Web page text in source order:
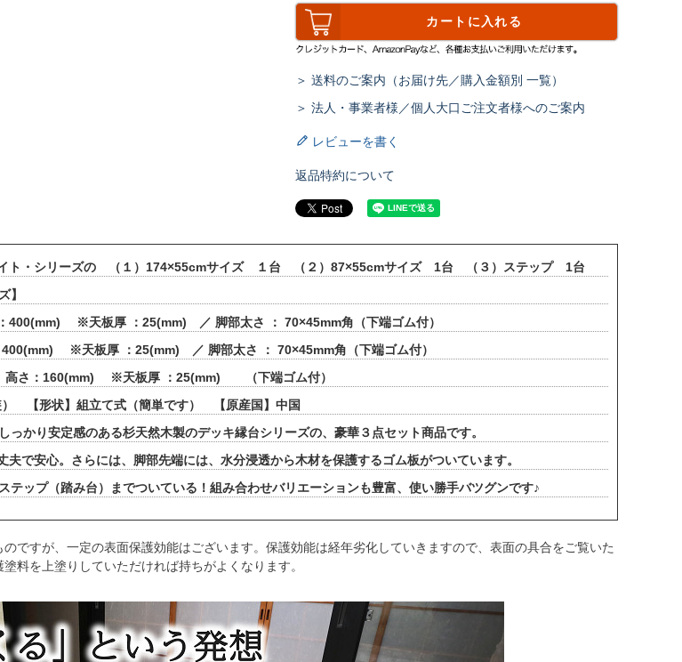
カートに入れる
＞ 送料のご案内（お届け先／購入金額別 一覧）
＞ 法人・事業者様／個人大口ご注文者様へのご案内
レビューを書く
返品特約について
ト・シリーズの （１）174×55cmサイズ １台 （２）87×55cmサイズ 1台 （３）ステップ 1台
】
※天板厚 ：25(mm) ／ 脚部太さ ： 70×45mm角（下端ゴム付）
※天板厚 ：25(mm) ／ 脚部太さ ： 70×45mm角（下端ゴム付）
さ：160(mm) ※天板厚 ：25(mm) （下端ゴム付）
） 【形状】組立て式（簡単です） 【原産国】中国
っかり安定感のある杉天然木製のデッキ縁台シリーズの、豪華３点セット商品です。
夫で安心。さらには、脚部先端には、水分浸透から木材を保護するゴム板がついています。
テップ（踏み台）までついている！組み合わせバリエーションも豊富、使い勝手バツグンです♪
ですが、一定の表面保護効能はございます。保護効能は経年劣化していきますので、表面の具合をご覧いた
料を上塗りしていただければ持ちがよくなります。